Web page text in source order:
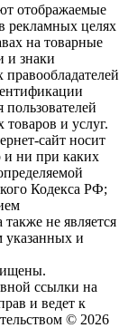
отображаемые
рекламных целях
на товарные
и знаки
товаров и услуг.
сайт носит
и ни при каких
Кодекса РФ;
не является
указанных и
ссылки на
и ведет к
© 2026